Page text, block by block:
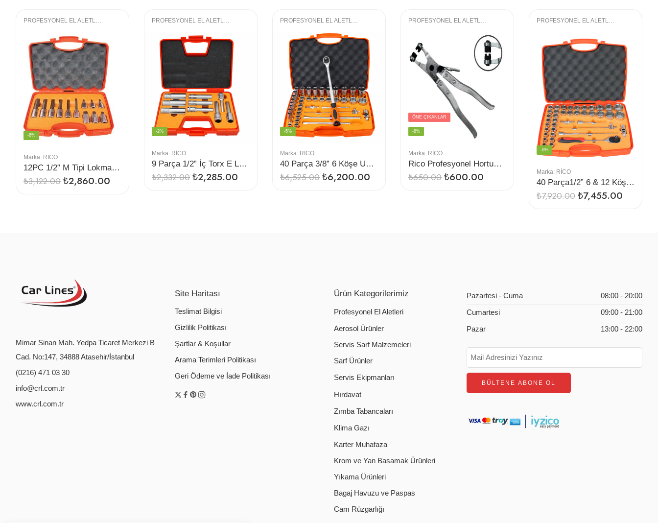
Marka: RİCO
12PC 1/2” M Tipi Lokmalı Bıts Uç Seti
-8%
₺3,122.00₺2,860.00
Marka: RİCO
9 Parça 1/2” İç Torx E Lokma Seti Uzun
-2%
₺2,332.00₺2,285.00
Marka: RİCO
40 Parça 3/8” 6 Köşe Uzun-Kısa Lokma Seti
-5%
₺6,525.00₺6,200.00
OTOMOTIV GRUBU
Marka: RİCO
Rico Profesyonel Hortum Kelepçe Pensesi Krom
ÖNE ÇIKANLAR
-8%
₺650.00₺600.00 Marka: RİCO
40 Parça1/2” 6 & 12 Köşe Lokma Seti
-6%
₺7,920.00₺7,455.00
Mimar Sinan Mah. Yedpa Ticaret Merkezi B
Cad. No:147, 34888 Atasehir/İstanbul
(0216) 471 03 30
info@crl.com.tr
www.crl.com.tr
Site Haritası
Teslimat Bilgisi
Gizlilik Politikası
Şartlar & Koşullar
Arama Terimleri Politikası
Geri Ödeme ve İade Politikası
Ürün Kategorilerimiz
Profesyonel El Aletleri
Aerosol Ürünler
Servis Sarf Malzemeleri
Sarf Ürünler
Servis Ekipmanları
Hırdavat
Zımba Tabancaları
Klima Gazı
Karter Muhafaza
Krom ve Yan Basamak Ürünleri
Yıkama Ürünleri
Bagaj Havuzu ve Paspas
Cam Rüzgarlığı
Pazartesi - Cuma 08:00 - 20:00
Cumartesi 09:00 - 21:00
Pazar 13:00 - 22:00